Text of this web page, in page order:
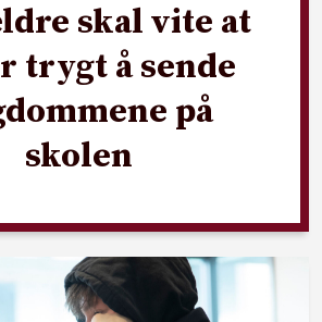
skal vite at
trygt å sende
på
skolen